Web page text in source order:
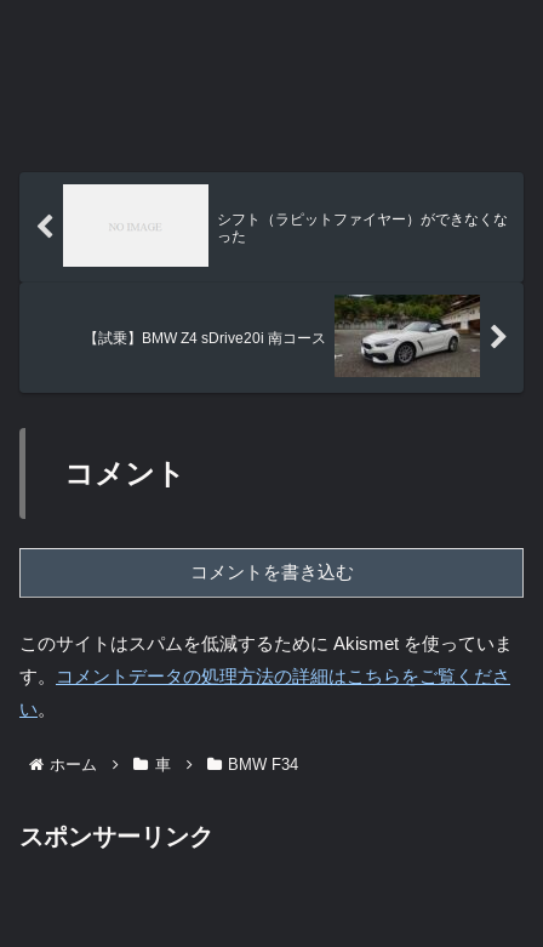
シフト（ラピットファイヤー）ができなくな
った
【試乗】BMW Z4 sDrive20i 南コース
コメント
コメントを書き込む
このサイトはスパムを低減するために Akismet を使っていま
す。
コメントデータの処理方法の詳細はこちらをご覧くださ
い。
ホーム 車 BMW F34
スポンサーリンク